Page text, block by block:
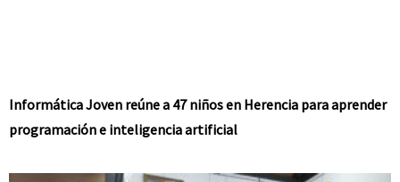
Informática Joven reúne a 47 niños en Herencia para aprender
programación e inteligencia artificial